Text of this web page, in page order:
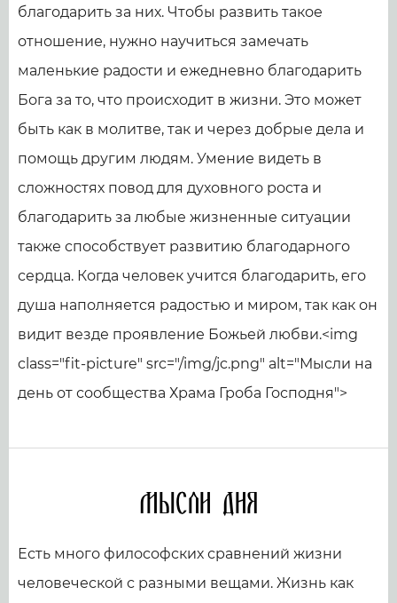
благодарить за них. Чтобы развить такое
отношение, нужно научиться замечать
маленькие радости и ежедневно благодарить
Бога за то, что происходит в жизни. Это может
быть как в молитве, так и через добрые дела и
помощь другим людям. Умение видеть в
сложностях повод для духовного роста и
благодарить за любые жизненные ситуации
также способствует развитию благодарного
сердца. Когда человек учится благодарить, его
душа наполняется радостью и миром, так как он
видит везде проявление Божьей любви.<img
class="fit-picture" src="/img/jc.png" alt="Мысли на
день от сообщества Храма Гроба Господня">
Мысли дня
Есть много философских сравнений жизни
человеческой с разными вещами. Жизнь как